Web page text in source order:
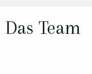
Das Team